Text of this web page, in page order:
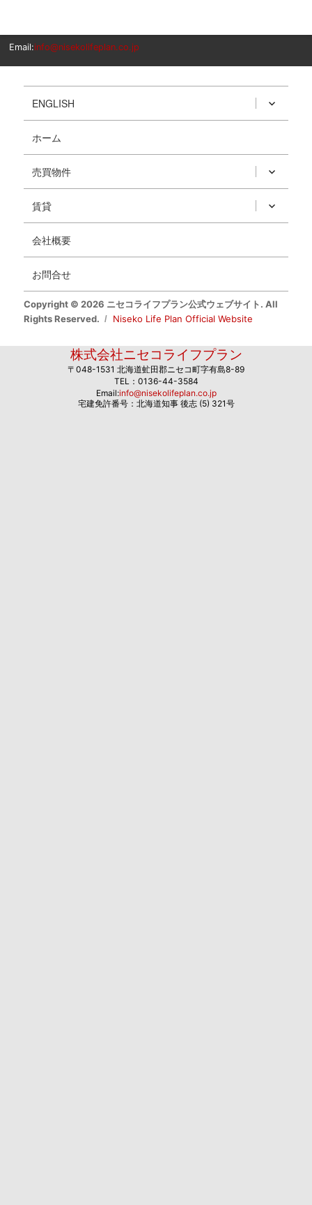
Email:info@nisekolifeplan.co.jp
ENGLISH
ホーム
売買物件
賃貸
会社概要
お問合せ
Copyright © 2026 ニセコライフプラン公式ウェブサイト. All
Rights Reserved.
Niseko Life Plan Official Website
株式会社ニセコライフプラン
〒048-1531 北海道虻田郡ニセコ町字有島8-89
TEL：0136-44-3584
Email:info@nisekolifeplan.co.jp
宅建免許番号：北海道知事 後志 (5) 321号